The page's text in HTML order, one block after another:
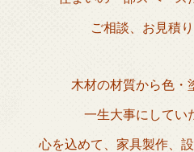
ご相談、お見積
木材の材質から色・
一生大事にしてい
心を込めて、家具製作、